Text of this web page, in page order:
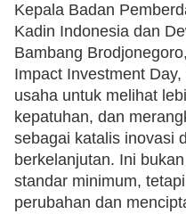
Kepala Badan
Kadin Indonesia dan
Bambang
Impact Investment
usaha untuk melihat
kepatuhan, dan
sebagai katalis inovasi
berkelanjutan. Ini
standar minimum,
perubahan dan